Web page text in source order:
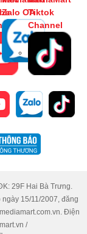
SIM, lưu danh
2 sóng, lưu
128 MB cho
Zalo OATiktok
Channel
29F Hai Bà Trưng.
15/11/2007, đăng
Điện
/